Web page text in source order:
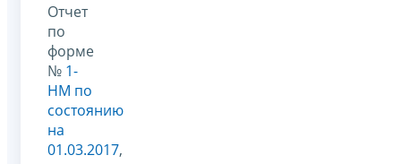
Отчет
по
форме
№ 1-
НМ по
состоянию
на
01.03.2017,